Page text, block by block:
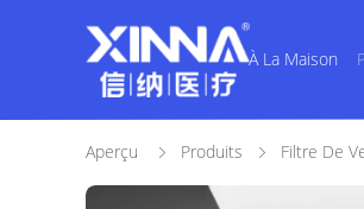
À La Maison
Aperçu Produits Filtre De